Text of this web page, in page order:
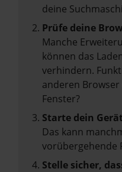
deine
Prüfe deine
Manche
können das
verhindern.
anderen
Fenster?
Starte dein
Das kann
vorübergehende
Stelle sicher,